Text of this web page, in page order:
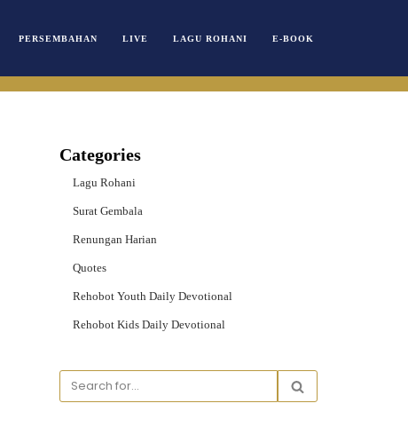
PERSEMBAHAN LIVE LAGU ROHANI E-BOOK
Categories
Lagu Rohani
Surat Gembala
Renungan Harian
Quotes
Rehobot Youth Daily Devotional
Rehobot Kids Daily Devotional